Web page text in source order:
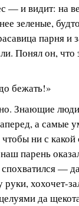
— и видит: на
зеленые,
парня и
Понял он, что
бежать!»
Знающие
а самые
ни с
парень
—
руки, хохочет-
да